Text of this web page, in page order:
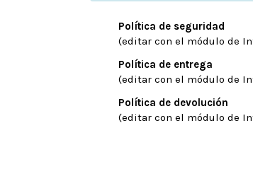
Política de seguridad
(editar con el módulo de
Política de entrega
(editar con el módulo de
Política de devolución
(editar con el módulo de